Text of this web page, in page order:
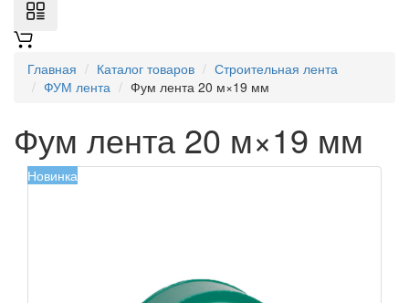
Главная Каталог товаров
Строительная лента
ФУМ лента
Фум лента 20 м×19 мм
Фум лента 20 м×19 мм
Новинка